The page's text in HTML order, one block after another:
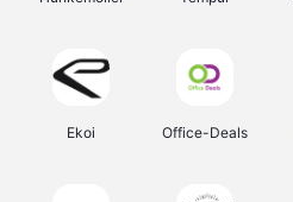
Ekoi Office-Deals